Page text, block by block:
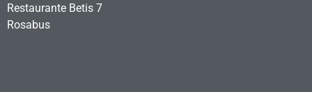
Restaurante Betis 7
Rosabus